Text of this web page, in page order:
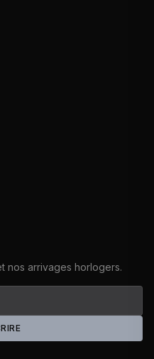
nos arrivages horlogers.